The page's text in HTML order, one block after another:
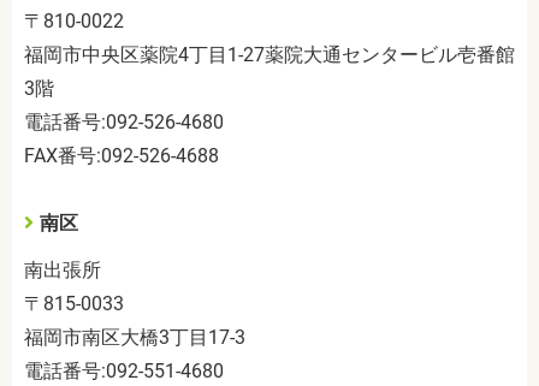
〒 810-0022
福岡市中央区薬院4丁目 1-27薬院大通センタービル壱番館
3階
電話番号:092-526-4680
FAX番号:092-526-4688
南区
南出張所
〒 815-0033
福岡市南区大橋3丁目 17-3
電話番号:092-551-4680